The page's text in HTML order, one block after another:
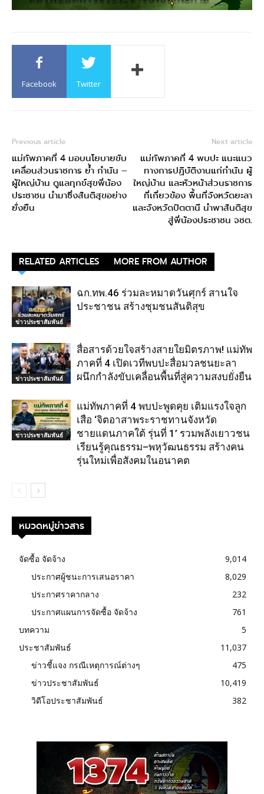
Facebook Twitter
Previous article
แม่ทัพภาคที่ 4 มอบนโยบายขับ
เคลื่อนส่วนราชการ ย้ำ กำนัน –
ผู้ใหญ่บ้าน ดูแลทุกข์สุขพี่น้อง
ประชาชน นำมาซึ่งสันติสุขอย่าง
ยั่งยืน
Next article
แม่ทัพภาคที่ 4 พบปะ แนะแนว
ทางการปฏิบัติงานแก่กำนัน ผู้
ใหญ่บ้าน และหัวหน้าส่วนราชการ
ที่เกี่ยวข้อง พื้นที่จังหวัดยะลา
และจังหวัดปัตตานี นำพาสันติสุข
สู่พี่น้องประชาชน จชต.
RELATED ARTICLES MORE FROM AUTHOR
ข่าวประชาสัมพันธ์
ฉก.ทพ.46 ร่วมละหมาดวันศุกร์ สานใจ
ประชาชน สร้างชุมชนสันติสุข
ข่าวประชาสัมพันธ์
สื่อสารด้วยใจสร้างสายใยมิตรภาพ! แม่ทัพ
ภาคที่ 4 เปิดเวทีพบปะสื่อมวลชนยะลา
ผนึกกำลังขับเคลื่อนพื้นที่สู่ความสงบยั่งยืน
ข่าวประชาสัมพันธ์
แม่ทัพภาคที่ 4 พบปะพูดคุย เติมแรงใจลูก
เสือ ‘จิตอาสาพระราชทานจังหวัด
ชายแดนภาคใต้ รุ่นที่ 1’ รวมพลังเยาวชน
เรียนรู้คุณธรรม–พหุวัฒนธรรม สร้างคน
รุ่นใหม่เพื่อสังคมในอนาคต
หมวดหมู่ข่าวสาร
จัดซื้อ จัดจ้าง
9,014
ประกาศผู้ชนะการเสนอราคา
8,029
ประกาศราคากลาง
232
ประกาศแผนการจัดซื้อ จัดจ้าง
761
บทความ
5
ประชาสัมพันธ์
11,037
ข่าวชี้แจง กรณีเหตุการณ์ต่างๆ
475
ข่าวประชาสัมพันธ์
10,419
วิดีโอประชาสัมพันธ์
382